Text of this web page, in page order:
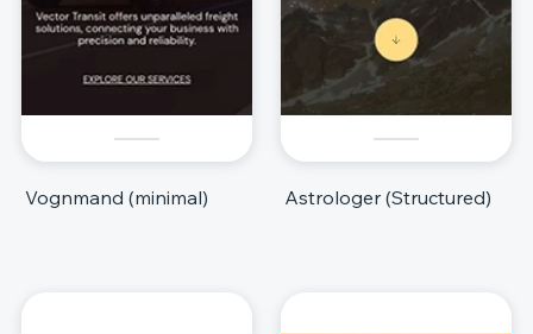
Vognmand (minimal) Astrologer (Structured)